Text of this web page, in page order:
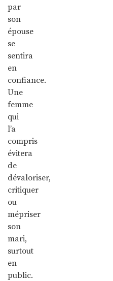
par
son
épouse
se
sentira
en
confiance.
Une
femme
qui
l’a
compris
évitera
de
dévaloriser,
critiquer
ou
mépriser
son
mari,
surtout
en
public.